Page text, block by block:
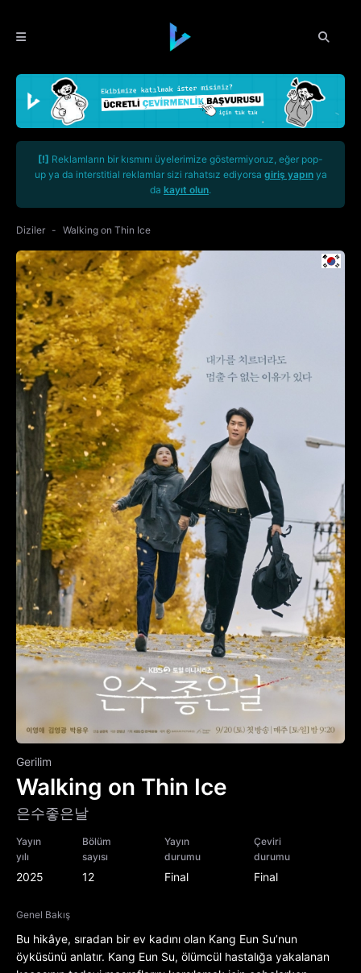
[!] Reklamların bir kısmını üyelerimize göstermiyoruz, eğer pop-
up ya da interstitial reklamlar sizi rahatsız ediyorsa giriş yapınya
da kayıt olun.
Diziler Walking on Thin Ice
Gerilim
Walking on Thin Ice
은수좋은날
Yayın
yılı
2025
Bölüm
sayısı
12
Yayın
durumu
Final
Çeviri
durumu
Final
Genel Bakış
Bu hikâye, sıradan bir ev kadını olan Kang Eun Su’nun
öyküsünü anlatır. Kang Eun Su, ölümcül hastalığa yakalanan